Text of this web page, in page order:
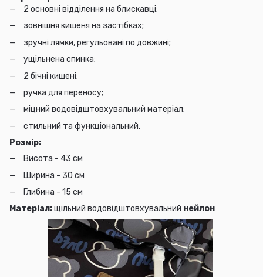
2 основні відділення на блискавці;
зовнішня кишеня на застібках;
зручні лямки, регульовані по довжині;
ущільнена спинка;
2 бічні кишені;
ручка для переносу;
міцний водовідштовхувальний матеріал;
стильний та функціональний.
Розмір:
Висота - 43 см
Ширина - 30 см
Глибина - 15 см
Матеріал:щільний водовідштовхувальний нейлон